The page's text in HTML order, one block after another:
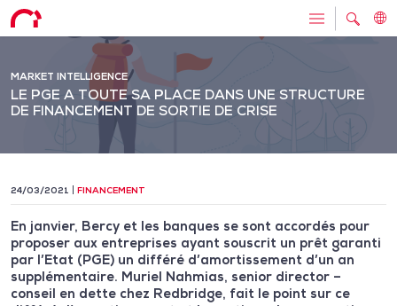
MARKET INTELLIGENCE
LE PGE A TOUTE SA PLACE DANS UNE STRUCTURE
DE FINANCEMENT DE SORTIE DE CRISE
24/03/2021 FINANCEMENT
En janvier, Bercy et les banques se sont accordés pour
proposer aux entreprises ayant souscrit un prêt garanti
par l’Etat (PGE) un différé d’amortissement d’un an
supplémentaire. Muriel Nahmias, senior director –
conseil en dette chez Redbridge, fait le point sur ce